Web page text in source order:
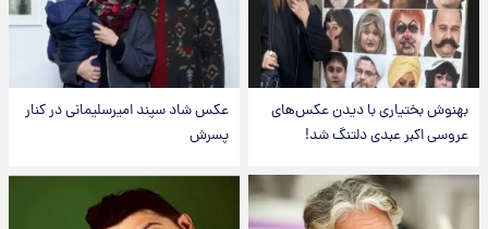
بهنوش بختیاری با دیدن عکس‌های
عروسی اکبر عبدی دلتنگ شد!
عکس شاد سپند امیرسلیمانی در کنار
پسرش